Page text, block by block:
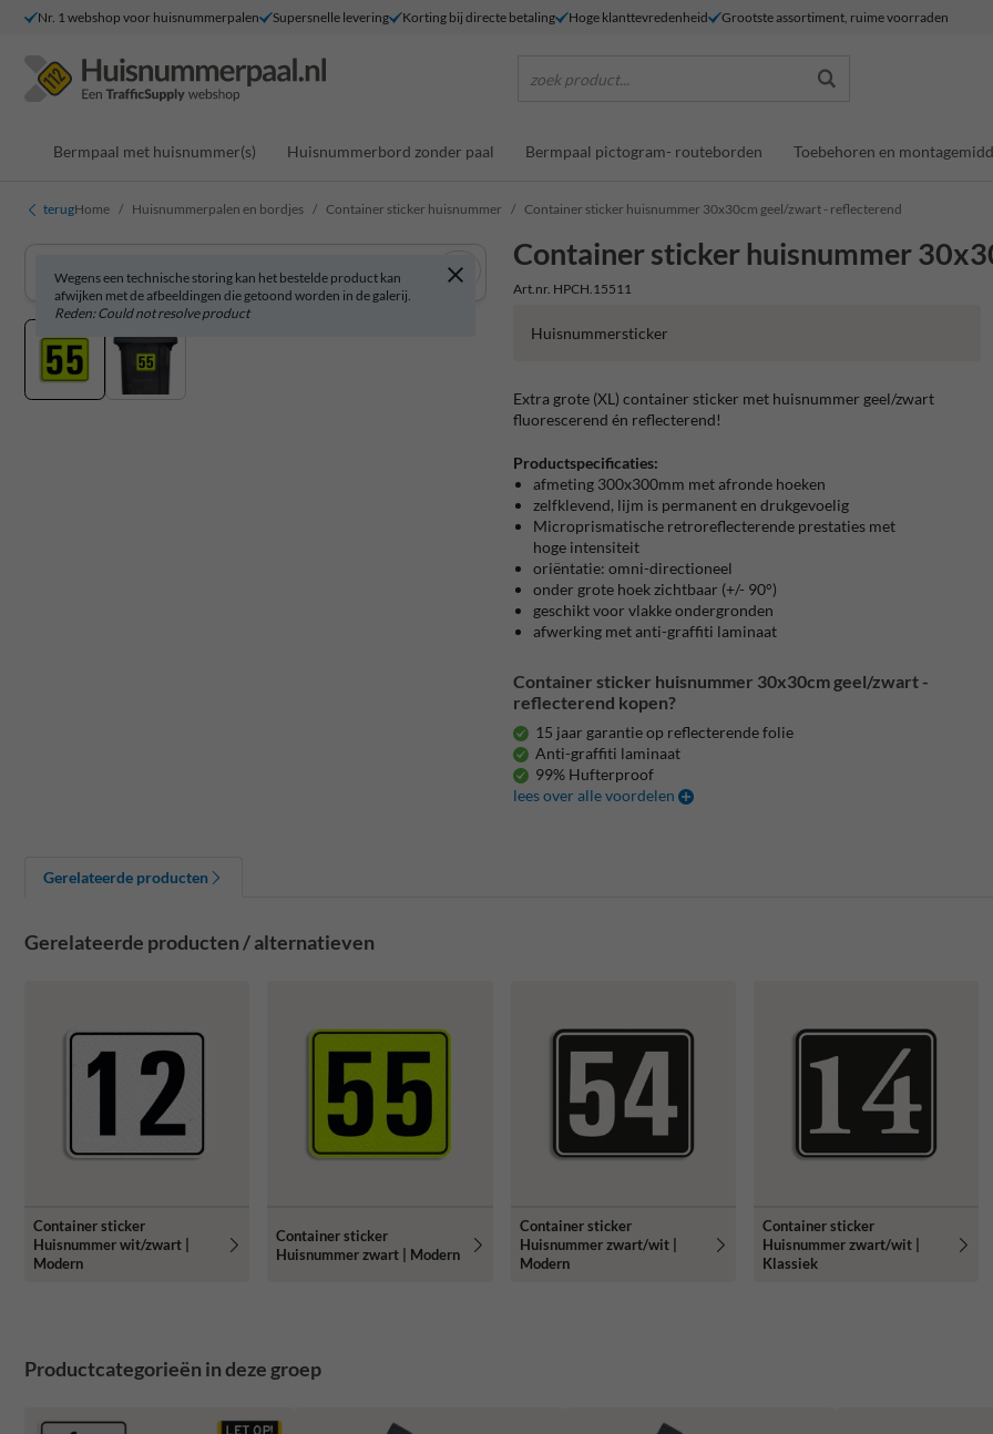
Nr. 1 webshop voor huisnummerpalen Supersnelle levering Korting bij directe betaling Hoge klanttevredenheid Grootste assortiment, ruime voorraden
zoek product...
Bermpaal met huisnummer(s) Huisnummerbord zonder paal Bermpaal pictogram- routeborden Toebehoren en
terugHome Huisnummerpalen en bordjes Container sticker huisnummer Container sticker huisnummer 30x30cm geel/zwart - reflecterend
Container sticker huisnummer
Art.nr. HPCH.15511
Wegens een technische storing kan het bestelde product kan
afwijken met de afbeeldingen die getoond worden in de galerij.
Reden: Could not resolve product
Huisnummersticker
Extra grote (XL) container sticker met huisnummer geel/zwart
fluorescerend én reflecterend!
Productspecificaties:
afmeting 300x300mm met afronde hoeken
zelfklevend, lijm is permanent en drukgevoelig
Microprismatische retroreflecterende prestaties met
hoge intensiteit
oriëntatie: omni-directioneel
onder grote hoek zichtbaar (+/- 90°)
geschikt voor vlakke ondergronden
afwerking met anti-graffiti laminaat
Container sticker huisnummer 30x30cm geel/zwart -
reflecterend kopen?
15 jaar garantie op reflecterende folie
Anti-graffiti laminaat
99% Hufterproof
lees over alle voordelen
Gerelateerde producten
Gerelateerde producten / alternatieven
Container sticker
Huisnummer wit/zwart |
Modern
Container sticker
Huisnummer zwart | Modern
Container sticker
Huisnummer zwart/wit |
Modern
Container sticker
Huisnummer zwart/wit |
Klassiek
Productcategorieën in deze groep